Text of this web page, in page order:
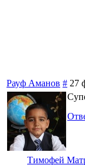
Рауф Аманов # 27
Тимофей